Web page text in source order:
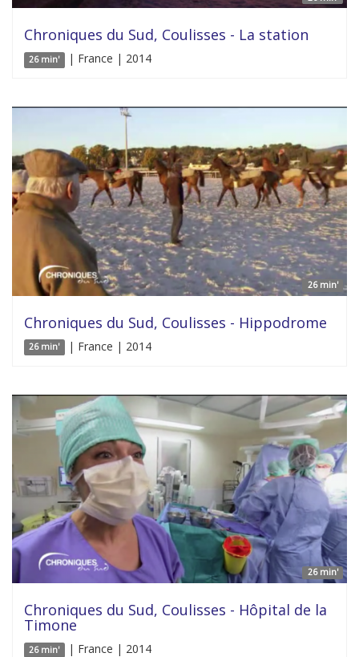
Chroniques du Sud, Coulisses - La station
26 min' | France | 2014
26 min'
Chroniques du Sud, Coulisses - Hippodrome
26 min' | France | 2014
26 min'
Chroniques du Sud, Coulisses - Hôpital de la
Timone
26 min' | France | 2014